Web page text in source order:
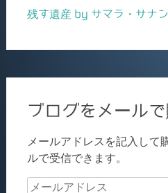
残す遺産 by サマラ・サナ
ブログをメール
メールアドレスを記入して
ルで受信できます。
メ